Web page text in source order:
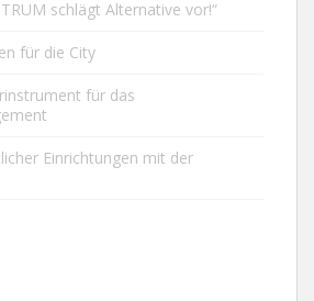
schlägt Alternative vor!“
für die City
für das
Einrichtungen mit der